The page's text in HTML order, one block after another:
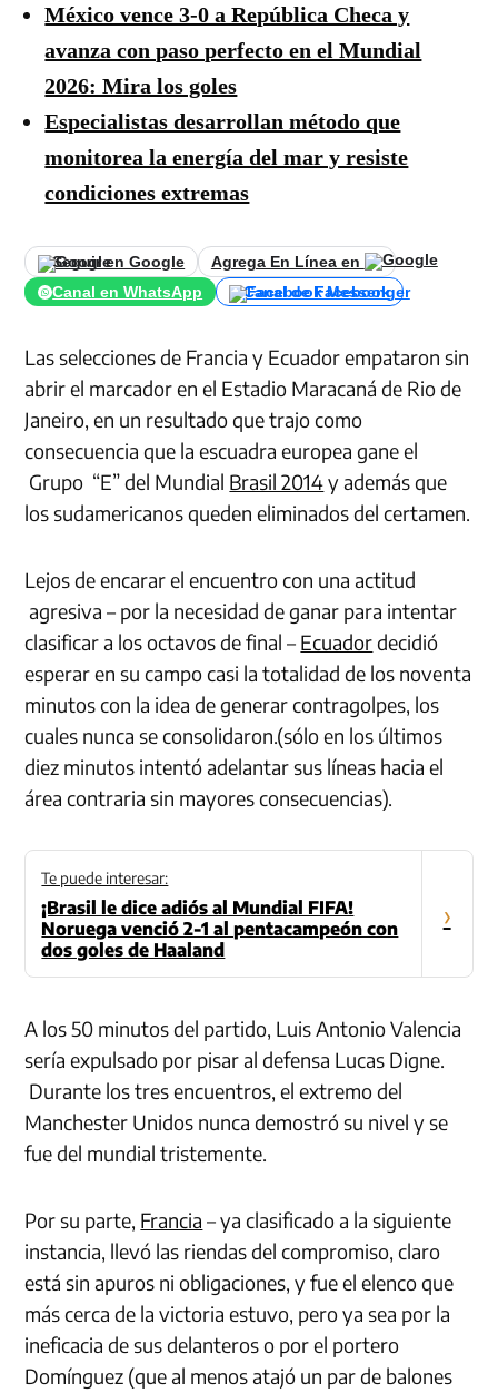
México vence 3-0 a República Checa y
avanza con paso perfecto en el Mundial
2026: Mira los goles
Especialistas desarrollan método que
monitorea la energía del mar y resiste
condiciones extremas
Seguir en Google
Agrega En Línea en
Canal en WhatsApp
Canal de Facebook
Las selecciones de Francia y Ecuador empataron sin
abrir el marcador en el Estadio Maracaná de Rio de
Janeiro, en un resultado que trajo como
consecuencia que la escuadra europea gane el
Grupo “E” del Mundial Brasil 2014y además que
los sudamericanos queden eliminados del certamen.
Lejos de encarar el encuentro con una actitud
agresiva – por la necesidad de ganar para intentar
clasificar a los octavos de final – Ecuadordecidió
esperar en su campo casi la totalidad de los noventa
minutos con la idea de generar contragolpes, los
cuales nunca se consolidaron.(sólo en los últimos
diez minutos intentó adelantar sus líneas hacia el
área contraria sin mayores consecuencias).
Te puede interesar:
¡Brasil le dice adiós al Mundial FIFA!
Noruega venció 2-1 al pentacampeón con
dos goles de Haaland
›
A los 50 minutos del partido, Luis Antonio Valencia
sería expulsado por pisar al defensa Lucas Digne.
Durante los tres encuentros, el extremo del
Manchester Unidos nunca demostró su nivel y se
fue del mundial tristemente.
Por su parte, Francia – ya clasificado a la siguiente
instancia, llevó las riendas del compromiso, claro
está sin apuros ni obligaciones, y fue el elenco que
más cerca de la victoria estuvo, pero ya sea por la
ineficacia de sus delanteros o por el portero
Domínguez (que al menos atajó un par de balones